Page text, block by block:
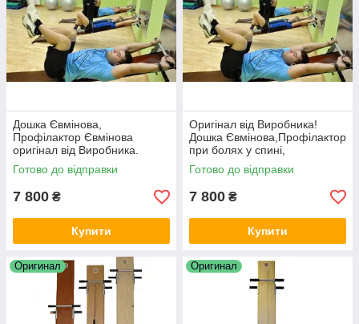
Дошка Євмінова,
Профілактор Євмінова
оригінал від Виробника.
Тренажер для хребта
Готово до відправки
7 800 ₴
Купити
Оригінал від Виробника!
Дошка Євмінова,Профілактор
при болях у спині,
остеохондрозі,грижах,
протрузіях, сколіозі
Готово до відправки
7 800 ₴
Купити
Оригинал Оригинал